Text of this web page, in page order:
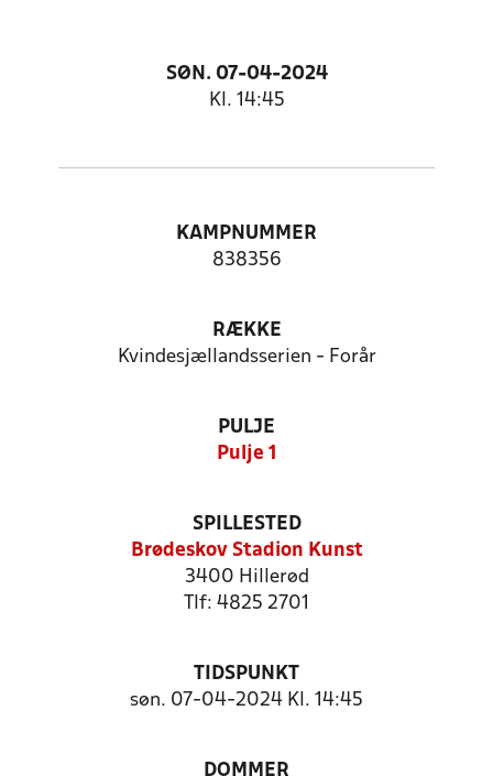
SØN. 07-04-2024
Kl. 14:45
KAMPNUMMER
838356
RÆKKE
Kvindesjællandsserien - Forår
PULJE
Pulje 1
SPILLESTED
Brødeskov Stadion Kunst
3400 Hillerød
Tlf: 4825 2701
TIDSPUNKT
søn. 07-04-2024 Kl. 14:45
DOMMER